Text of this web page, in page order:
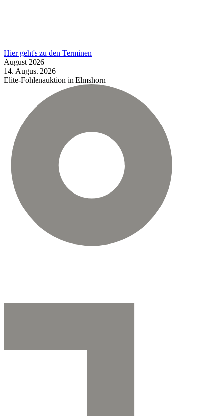
Hier geht's zu den Terminen
August 2026
14. August 2026
Elite-Fohlenauktion in Elmshorn